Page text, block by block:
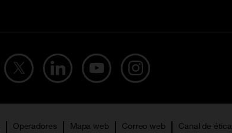
Operadores Mapa web Correo web Canal de ética